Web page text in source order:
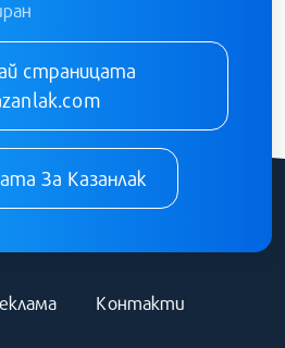
страницата
За Казанлак
Контакти